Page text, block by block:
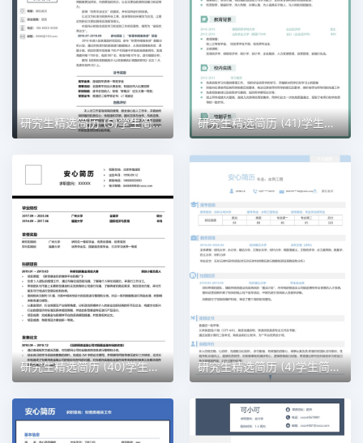
研究生精选简历 (5)学生简历word模板 研究生精选简历 (41)学生简历word模板
研究生精选简历 (40)学生简历word模板 研究生精选简历 (4)学生简历word模板